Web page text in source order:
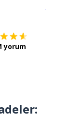
yorum